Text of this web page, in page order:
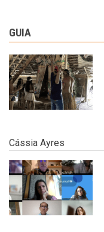
GUIA
Cássia Ayres